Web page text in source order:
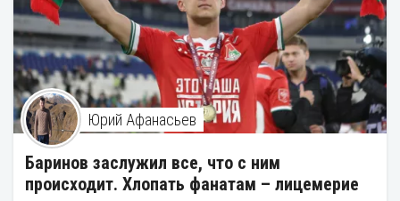
Юрий Афанасьев
Баринов заслужил все, что с ним
происходит. Хлопать фанатам – лицемерие